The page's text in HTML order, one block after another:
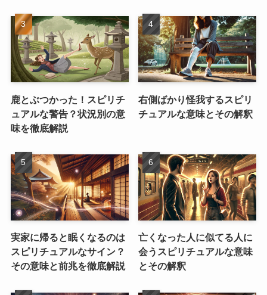
鹿とぶつかった！スピリチ
ュアルな警告？状況別の意
味を徹底解説
右側ばかり怪我するスピリ
チュアルな意味とその解釈
実家に帰ると眠くなるのは
スピリチュアルなサイン？
その意味と前兆を徹底解説
亡くなった人に似てる人に
会うスピリチュアルな意味
とその解釈